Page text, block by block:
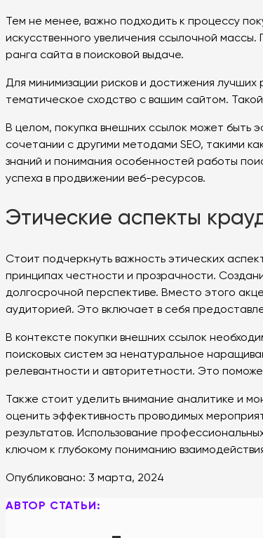
Тем не менее, важно подходить к процессу
искусственного увеличения ссылочной
ранга сайта в поисковой выдаче.
Для минимизации рисков и достижения
тематическое сходство с вашим сайтом.
В целом, покупка внешних ссылок может быть
сочетании с другими методами SEO, такими
знаний и понимания особенностей работы
успеха в продвижении веб-ресурсов.
Этические аспекты
Стоит подчеркнуть важность этических
принципах честности и прозрачности.
долгосрочной перспективе. Вместо этого
аудиторией. Это включает в себя
В контексте покупки внешних ссылок
поисковых систем за ненатуральное
релевантности и авторитетности. Это
Также стоит уделить внимание аналитике и
оценить эффективность проводимых
результатов. Использование
ключом к глубокому пониманию
Опубликовано: 3 марта, 2024
АВТОР СТАТЬИ: